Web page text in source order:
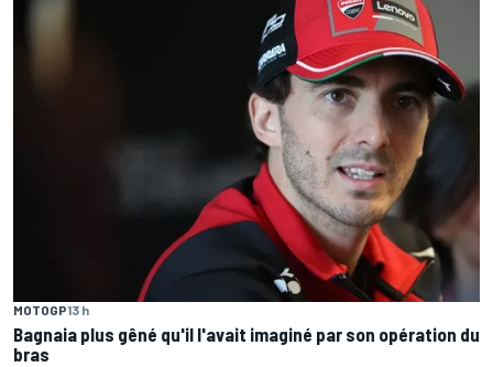
MOTOGP13 h
Bagnaia plus gêné qu'il l'avait imaginé par son opération du
bras